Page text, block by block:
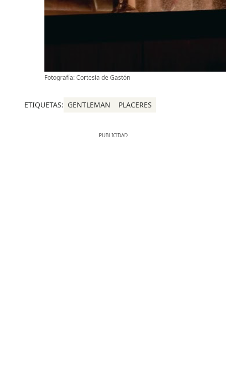
Fotografía: Cortesía de Gastón
ETIQUETAS: GENTLEMAN PLACERES